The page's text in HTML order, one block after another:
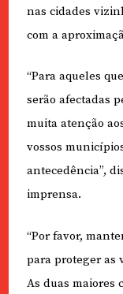
nas cidades
com a
“Para aqueles
serão afectadas
muita atenção
vossos
antecedência”,
imprensa.
“Por favor,
para proteger as
As duas maiores